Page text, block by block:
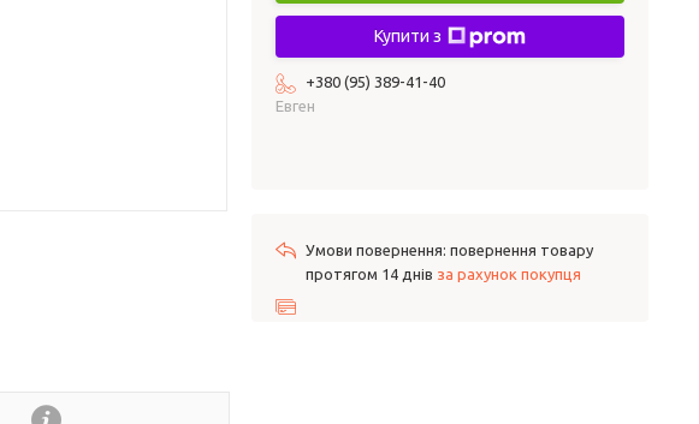
Купити з
+380 (95) 389-41-40
Евген
повернення товару
протягом 14 днів за рахунок покупця